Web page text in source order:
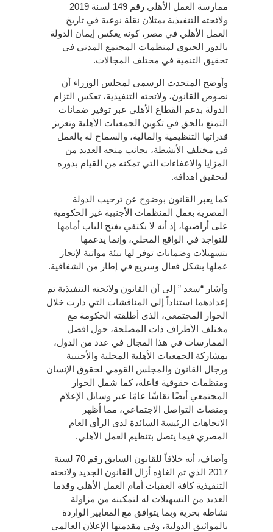
ممارسة العمل الأهلي رقم 149 لسنة 2019
ولائحته التنفيذية يمثلان نقلة نوعية في تاريخ
العمل الأهلي في مصر، كونه يعكس إيمان الدولة
بالدور الحيوي لمنظمات المجتمع المدني في
تحقيق التنمية في مختلف المجالات.
وأوضح المتحدث الرسمى لمجلس الوزراء أن
نصوص القانون، ولائحته التنفيذية، تعكس التزام
الدولة بدعم القطاع الأهلي عبر توفير ضمانات
التمتع بالحق في تكوين الجمعيات الأهلية وتعزيز
قدراتها التنظيمية والمالية، والسماح له بالعمل
في مختلف الأنشطة، بجانب منحه العديد من
المزايا والاعفاءات التي تمكنه من القيام بدوره
لتحقيق اهدافه.
كما يعبر القانون بوضوح عن ترحيب الدولة
المصرية بعمل المنظمات الأجنبية غير الحكومية
على أراضيها، إذ أنه لا يكتفي بفتح الباب أمامها
للتواجد في الواقع المحلي، وإنما يدعمها
بتسهيلات وضمانات توفر لها بيئة مواتية لإنجاز
عملها بشكل فعال وسريع في إطار من الشفافية.
وأشار “سعد ” إلى أن القانون ولائحته التنفيذية تم
إعدادهما استناداً إلى المناقشات التي دارت خلال
الحوار المجتمعي، الذى أطلقته الحكومة مع
مختلف الأطراف ذات المصلحة، حول افضل
الممارسات في هذا المجال في عدد من الدول،
بمشاركة الجمعيات الأهلية المحلية والأجنبية
ورجال القانون والمجلس القومي لحقوق الإنسان
ومنظمات حقوقية فاعلة، كما شمل الحوار
المجتمعي أيضًا نقاشًا عامًا عبر وسائل الإعلام
ومنصات التواصل الاجتماعي، مما أظهر
الاتجاهات الرئيسة السائدة لدى الرأي العام
المصري فيما يتصل بتنظيم العمل الأهلي.
وأضاف، أنه خلافاً للقانون السابق رقم 70 لسنة
2017 الذي تم الغاؤه أزال القانون الجديد ولائحته
التنفيذية كافة العقبات أمام العمل الأهلي وقدما
العديد من التسهيلات له لتمكينه من مزاولة
نشاطه بحرية وبما يتوافق مع المعايير الواردة
بالمواثيق الدولية، وفي مقدمتها الإعلان العالمي